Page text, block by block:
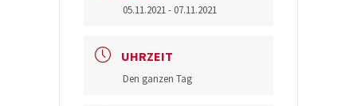
05.11.2021- 07.11.2021
UHRZEIT
Den ganzen Tag